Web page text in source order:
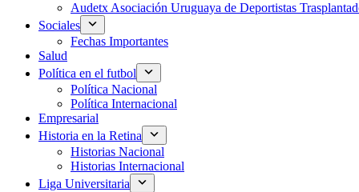
Audetx Asociación Uruguaya de Deportistas
Sociales
Fechas Importantes
Salud
Política en el futbol
Política Nacional
Política Internacional
Empresarial
Historia en la Retina
Historias Nacional
Historias Internacional
Liga Universitaria